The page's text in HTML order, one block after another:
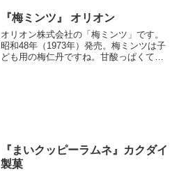
は入っていません。ラムネ粒の代わりか
分かりませんが、クラッシュナタデココ
が入っています。
『梅ミンツ』 オリオン
オリオン株式会社の「梅ミンツ」です。
昭和48年（1973年）発売。梅ミンツは子
ども用の梅仁丹ですね。甘酸っぱくてお
『まいクッピーラムネ』カクダイ
製菓